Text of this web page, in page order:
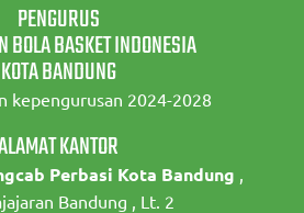
PENGURUS
BOLA BASKET INDONESIA
KOTA BANDUNG
kepengurusan 2024-2028
KANTOR
Perbasi Kota Bandung ,
Bandung , Lt. 2